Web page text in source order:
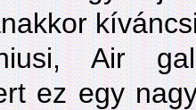
Air
ez egy